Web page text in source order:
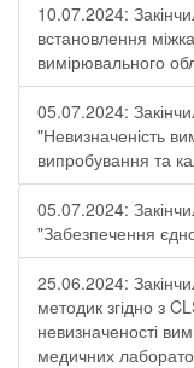
10.07.2024:
встановлення
вимірювального
05.07.2024:
"Невизначеність
випробування та
05.07.2024:
"Забезпечення
25.06.2024:
методик згідно з
невизначеності
медичних